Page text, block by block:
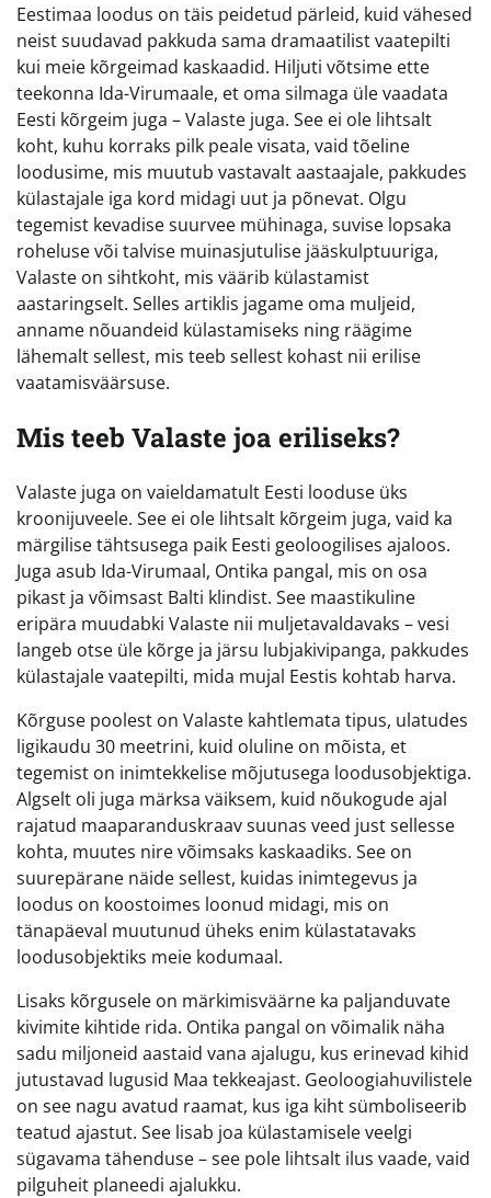
Eestimaa loodus on täis peidetud pärleid, kuid vähesed
neist suudavad pakkuda sama dramaatilist vaatepilti
kui meie kõrgeimad kaskaadid. Hiljuti võtsime ette
teekonna Ida-Virumaale, et oma silmaga üle vaadata
Eesti kõrgeim juga – Valaste juga. See ei ole lihtsalt
koht, kuhu korraks pilk peale visata, vaid tõeline
loodusime, mis muutub vastavalt aastaajale, pakkudes
külastajale iga kord midagi uut ja põnevat. Olgu
tegemist kevadise suurvee mühinaga, suvise lopsaka
roheluse või talvise muinasjutulise jääskulptuuriga,
Valaste on sihtkoht, mis väärib külastamist
aastaringselt. Selles artiklis jagame oma muljeid,
anname nõuandeid külastamiseks ning räägime
lähemalt sellest, mis teeb sellest kohast nii erilise
vaatamisväärsuse.
Mis teeb Valaste joa eriliseks?
Valaste juga on vaieldamatult Eesti looduse üks
kroonijuveele. See ei ole lihtsalt kõrgeim juga, vaid ka
märgilise tähtsusega paik Eesti geoloogilises ajaloos.
Juga asub Ida-Virumaal, Ontika pangal, mis on osa
pikast ja võimsast Balti klindist. See maastikuline
eripära muudabki Valaste nii muljetavaldavaks – vesi
langeb otse üle kõrge ja järsu lubjakivipanga, pakkudes
külastajale vaatepilti, mida mujal Eestis kohtab harva.
Kõrguse poolest on Valaste kahtlemata tipus, ulatudes
ligikaudu 30 meetrini, kuid oluline on mõista, et
tegemist on inimtekkelise mõjutusega loodusobjektiga.
Algselt oli juga märksa väiksem, kuid nõukogude ajal
rajatud maaparanduskraav suunas veed just sellesse
kohta, muutes nire võimsaks kaskaadiks. See on
suurepärane näide sellest, kuidas inimtegevus ja
loodus on koostoimes loonud midagi, mis on
tänapäeval muutunud üheks enim külastatavaks
loodusobjektiks meie kodumaal.
Lisaks kõrgusele on märkimisväärne ka paljanduvate
kivimite kihtide rida. Ontika pangal on võimalik näha
sadu miljoneid aastaid vana ajalugu, kus erinevad kihid
jutustavad lugusid Maa tekkeajast. Geoloogiahuvilistele
on see nagu avatud raamat, kus iga kiht sümboliseerib
teatud ajastut. See lisab joa külastamisele veelgi
sügavama tähenduse – see pole lihtsalt ilus vaade, vaid
pilguheit planeedi ajalukku.